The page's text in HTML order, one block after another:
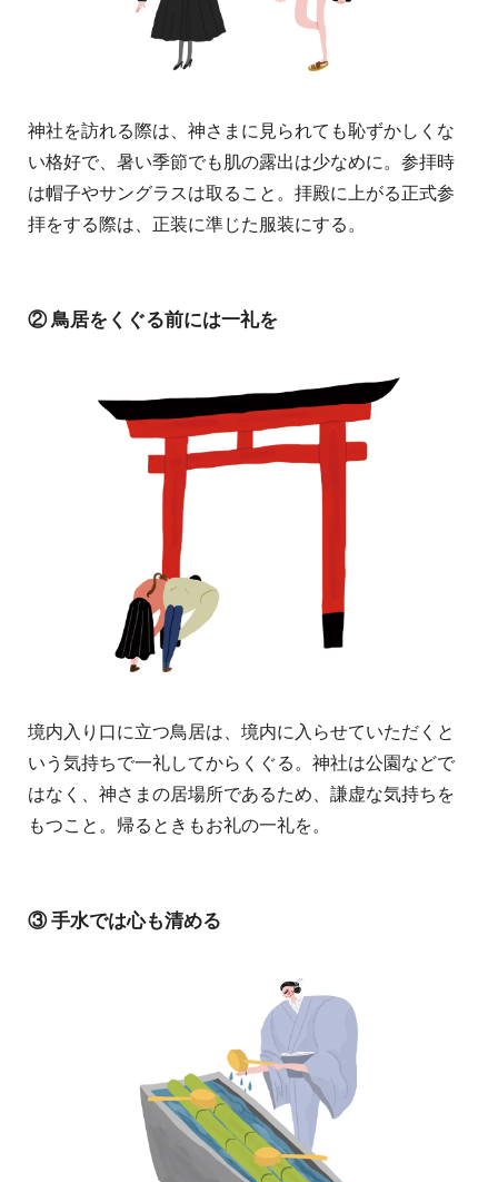
神社を訪れる際は、神さまに見られても恥ずかしくな
い格好で、暑い季節でも肌の露出は少なめに。参拝時
は帽子やサングラスは取ること。拝殿に上がる正式参
拝をする際は、正装に準じた服装にする。
② 鳥居をくぐる前には一礼を
境内入り口に立つ鳥居は、境内に入らせていただくと
いう気持ちで一礼してからくぐる。神社は公園などで
はなく、神さまの居場所であるため、謙虚な気持ちを
もつこと。帰るときもお礼の一礼を。
③ 手水では心も清める